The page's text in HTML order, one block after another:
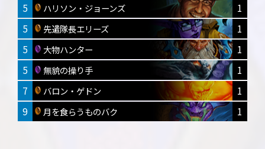
5
ハリソン・ジョーンズ
1
5
先遣隊長エリーズ
1
5
大物ハンター
1
5
無貌の操り手
1
7
バロン・ゲドン
1
9
月を食らうものバク 1